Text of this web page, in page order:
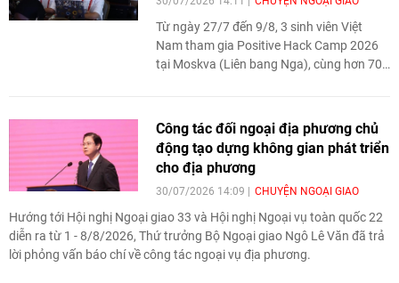
Từ ngày 27/7 đến 9/8, 3 sinh viên Việt
Nam tham gia Positive Hack Camp 2026
tại Moskva (Liên bang Nga), cùng hơn 70
Công tác đối ngoại địa phương chủ
động tạo dựng không gian phát triển
cho địa phương
30/07/2026 14:09 CHUYỆN NGOẠI GIAO
Hướng tới Hội nghị Ngoại giao 33 và Hội nghị Ngoại vụ toàn quốc 22
diễn ra từ 1 - 8/8/2026, Thứ trưởng Bộ Ngoại giao Ngô Lê Văn đã trả
lời phỏng vấn báo chí về công tác ngoại vụ địa phương.